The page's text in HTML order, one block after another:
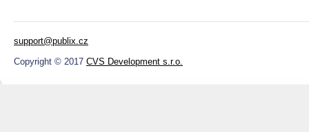
support@publix.cz
Copyright © 2017 CVS Development s.r.o.